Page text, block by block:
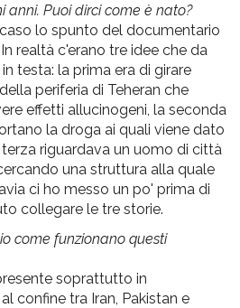
anni. Puoi dirci come è nato?
lo spunto del documentario
realtà c'erano tre idee che da
testa: la prima era di girare
periferia di Teheran che
effetti allucinogeni, la seconda
la droga ai quali viene dato
riguardava un uomo di città
una struttura alla quale
ci ho messo un po' prima di
collegare le tre storie.
come funzionano questi
soprattutto in
confine tra Iran, Pakistan e